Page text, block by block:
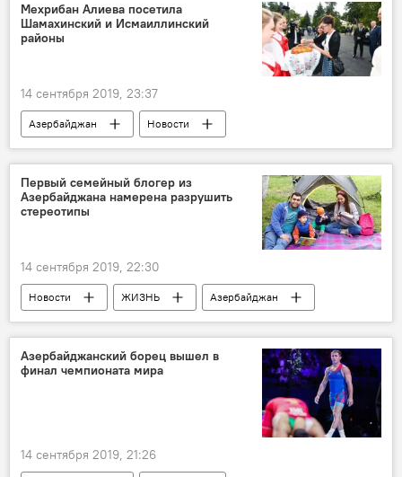
Мехрибан Алиева посетила
Шамахинский и Исмаиллинский
районы
14 сентября 2019, 23:37
Азербайджан Новости
Первый семейный блогер из
Азербайджана намерена разрушить
стереотипы
14 сентября 2019, 22:30
Новости ЖИЗНЬ Азербайджан
Азербайджанский борец вышел в
финал чемпионата мира
14 сентября 2019, 21:26